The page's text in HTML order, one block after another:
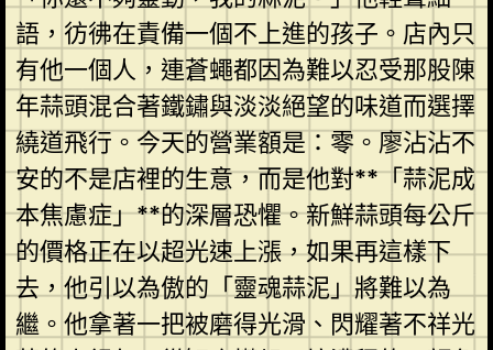
語，彷彿在責備一個不上進的孩子。店內只
有他一個人，連蒼蠅都因為難以忍受那股陳
年蒜頭混合著鐵鏽與淡淡絕望的味道而選擇
繞道飛行。今天的營業額是：零。廖沾沾不
安的不是店裡的生意，而是他對**「蒜泥成
本焦慮症」**的深層恐懼。新鮮蒜頭每公斤
的價格正在以超光速上漲，如果再這樣下
去，他引以為傲的「靈魂蒜泥」將難以為
繼。他拿著一把被磨得光滑、閃耀著不祥光